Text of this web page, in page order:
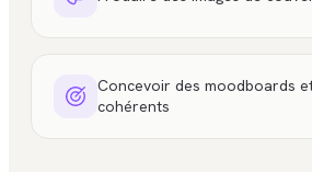
Concevoir des moodboards
cohérents